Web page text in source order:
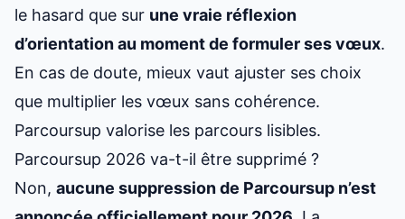
le hasard que sur une vraie réflexion
d’orientation au moment de formuler ses vœux.
En cas de doute, mieux vaut ajuster ses choix
que multiplier les vœux sans cohérence.
Parcoursup valorise les parcours lisibles.
Parcoursup 2026 va-t-il être supprimé ?
Non, aucune suppression de Parcoursup n’est